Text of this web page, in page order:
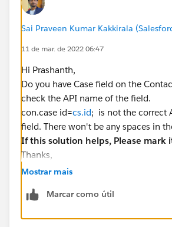
}
error:
it shows invalid type con.case
then how can we write the code
Sai Praveen Kumar Kakkirala
11 de mar. de 2022 06:47
Hi Prashanth,
Do you have Case field on the
check the API name of the field.
con.case id=cs.id; is not the correct
field. There won't be any spaces in
If this solution helps, Please mark
Thanks,
Mostrar mais
Marcar como útil